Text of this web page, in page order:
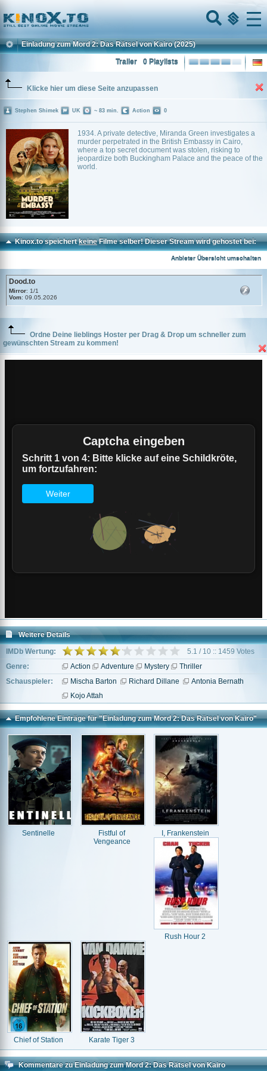
Home
Menu
Einladung zum Mord 2: Das Rätsel von Kairo (2025)
0 Playlists
Trailer
Klicke hier um diese Seite anzupassen
1934. A private detective, Miranda Green investigates a
murder perpetrated in the British Embassy in Cairo,
where a top secret document was stolen, risking to
jeopardize both Buckingham Palace and the peace of the
world.
Stephen Shimek UK ~ 83 min. Action 0
Kinox.to speichertkeineFilme selber! Dieser Stream wird gehostet bei:
Anbieter Übersicht umschalten
Dood.to
Mirror: 1/1
Vom: 09.05.2026
Ordne Deine lieblings Hoster per Drag & Drop um schneller zum
gewünschten Stream zu kommen!
Weitere Details
IMDb Wertung:
5.1 / 10 :: 1459 Votes
Genre:
Action Adventure Mystery
Thriller
Schauspieler:
Mischa Barton Richard Dillane
Antonia Bernath
Kojo Attah
Empfohlene Einträge für "Einladung zum Mord 2: Das Rätsel von Kairo"
Sentinelle
Fistful of
Vengeance
I, Frankenstein
Rush Hour 2
Chief of Station Karate Tiger 3
Kommentare zu Einladung zum Mord 2: Das Rätsel von Kairo